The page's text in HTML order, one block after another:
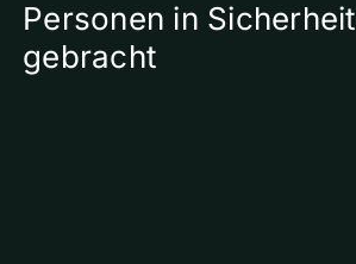
Personen in Sicherheit
gebracht